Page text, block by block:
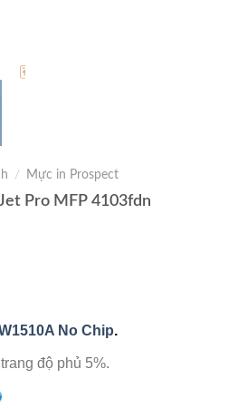
/ Mực in Prospect
Pro MFP 4103fdn
No Chip.
độ phủ 5%.